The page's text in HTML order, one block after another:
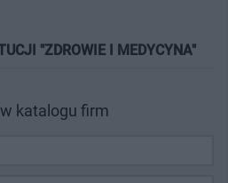
"ZDROWIE I MEDYCYNA"
katalogu firm